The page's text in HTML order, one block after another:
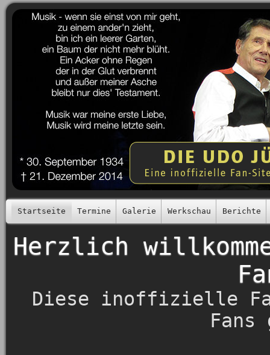
Startseite Termine Galerie Werkschau Berichte
Herzlich
Diese inoffizielle